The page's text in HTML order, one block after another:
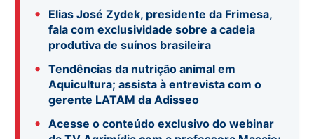
•
Elias José Zydek, presidente da Frimesa,
fala com exclusividade sobre a cadeia
produtiva de suínos brasileira
•
Tendências da nutrição animal em
Aquicultura; assista à entrevista com o
gerente LATAM da Adisseo
•
Acesse o conteúdo exclusivo do webinar